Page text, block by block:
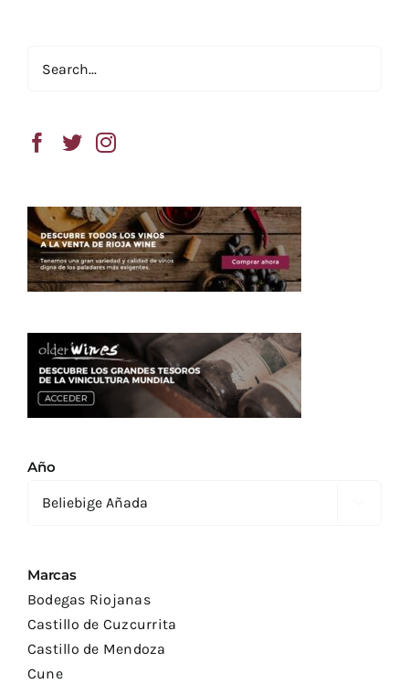
Año
Marcas
Bodegas Riojanas
Castillo de Cuzcurrita
Castillo de Mendoza
Cune